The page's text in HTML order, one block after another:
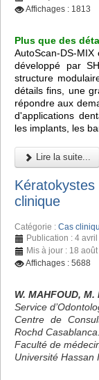
Affichages : 1813
Plus que des
AutoScan-DS-
développé par
structure
détails fins, une
répondre aux
d'applications
les implants, les
Lire la suite...
Kératokystes
clinique
Catégorie : Cas
Publication : 4
Mis à jour : 18
Affichages : 5688
W. MAHFOUD, M.
Service
Centre de
Rochd Casablanca.
Faculté de
Université Hassan